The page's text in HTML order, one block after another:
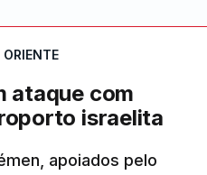
ORIENTE
ataque com
israelita
apoiados pelo